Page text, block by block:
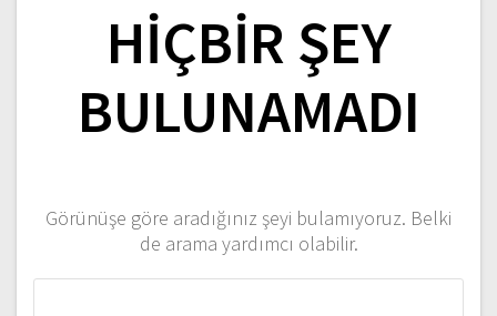
HIÇBIR ŞEY
BULUNAMADI
Görünüşe göre aradığınız şeyi bulamıyoruz. Belki
de arama yardımcı olabilir.